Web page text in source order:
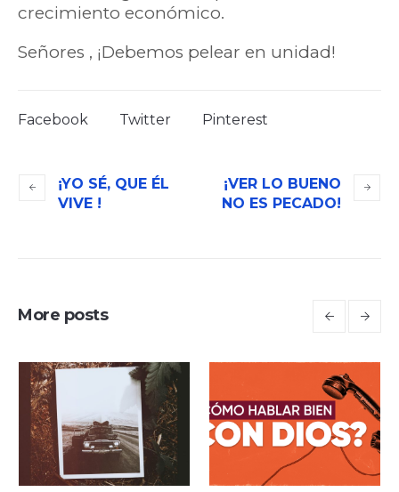
crecimiento económico.
Señores , ¡Debemos pelear en unidad!
Facebook Twitter Pinterest
¡YO SÉ, QUE ÉL
VIVE !
¡VER LO BUENO
NO ES PECADO!
More posts